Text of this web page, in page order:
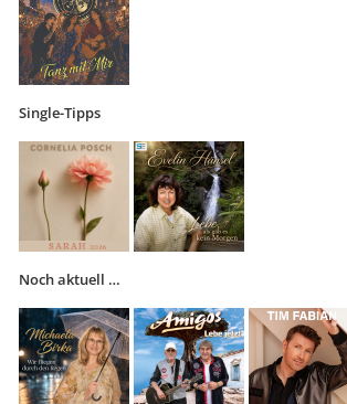
Single-Tipps
Noch aktuell …